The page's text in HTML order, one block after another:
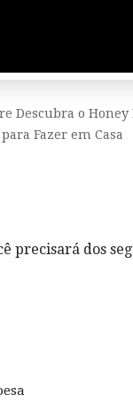
Descubra o
Fazer em Casa
precisará dos